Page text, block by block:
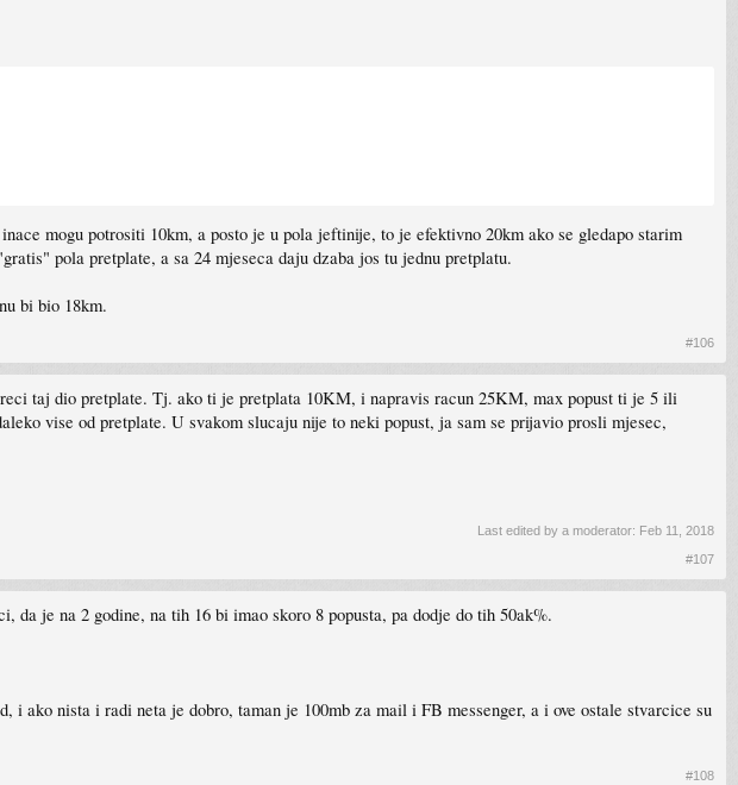
mogu potrositi 10km, a posto je u pola jeftinije, to je efektivno 20km ako se gledapo starim
pola pretplate, a sa 24 mjeseca daju dzaba jos tu jednu pretplatu.
bi bio 18km.
#106
taj dio pretplate. Tj. ako ti je pretplata 10KM, i napravis racun 25KM, max popust ti je 5 ili
vise od pretplate. U svakom slucaju nije to neki popust, ja sam se prijavio prosli mjesec,
Last edited by a moderator: Feb 11, 2018
#107
da je na 2 godine, na tih 16 bi imao skoro 8 popusta, pa dodje do tih 50ak%.
ako nista i radi neta je dobro, taman je 100mb za mail i FB messenger, a i ove ostale stvarcice su
#108